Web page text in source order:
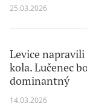
25.03.2026
Levice
kola. Lučenec
dominantný
14.03.2026